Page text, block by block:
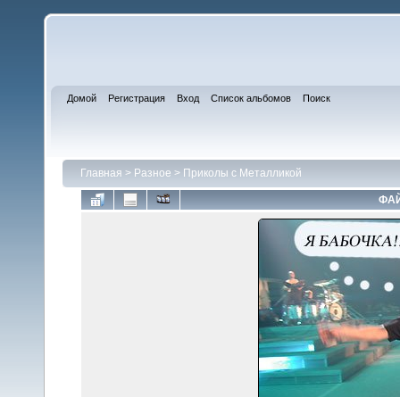
Домой Регистрация Вход Список альбомов Поиск
Главная > Разное > Приколы с Металликой